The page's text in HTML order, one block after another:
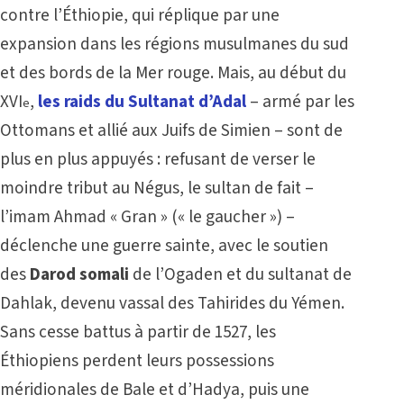
contre l’Éthiopie, qui réplique par une
expansion dans les régions musulmanes du sud
et des bords de la Mer rouge. Mais, au début du
XVIe, les raids du Sultanat d’Adal– armé par les
Ottomans et allié aux Juifs de Simien – sont de
plus en plus appuyés : refusant de verser le
moindre tribut au Négus, le sultan de fait –
l’imam Ahmad « Gran » (« le gaucher ») –
déclenche une guerre sainte, avec le soutien
desDarod somali de l’Ogaden et du sultanat de
Dahlak, devenu vassal des Tahirides du Yémen.
Sans cesse battus à partir de 1527, les
Éthiopiens perdent leurs possessions
méridionales de Bale et d’Hadya, puis une